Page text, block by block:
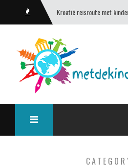
Kroatië reisroute met